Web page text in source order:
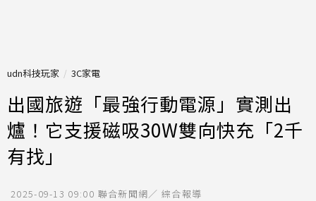
udn科技玩家 3C家電
出國旅遊「最強行動電源」實測出
爐！它支援磁吸30W雙向快充「2千
有找」
2025-09-13 09:00 聯合新聞網／ 綜合報導